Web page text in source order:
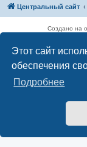
Этот сайт
обеспечения
Подробнее
Центральный сайт
Создано на